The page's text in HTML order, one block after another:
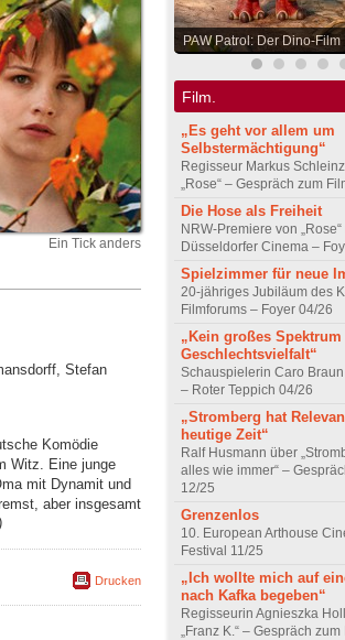
Ein Tick anders
Stefan
Komödie
Witz. Eine junge
mit Dynamit und
aber insgesamt
Drucken
PAW Patrol: Der Dino-Film
Film.
„Es geht vor allem um
Selbstermächtigung“
Regisseur Markus
„Rose“ – Gespräch zum
Die Hose als Freiheit
NRW-Premiere von „Rose“
Düsseldorfer Cinema –
Spielzimmer für neue
20-jähriges Jubiläum des
Filmforums – Foyer 04/26
„Kein großes Spektrum
Geschlechtsvielfalt“
Schauspielerin Caro Braun
– Roter Teppich 04/26
„Stromberg hat
heutige Zeit“
Ralf Husmann über
alles wie immer“ –
12/25
Grenzenlos
10. European Arthouse
Festival 11/25
„Ich wollte mich auf
nach Kafka begeben“
Regisseurin Agnieszka
„Franz K.“ – Gespräch